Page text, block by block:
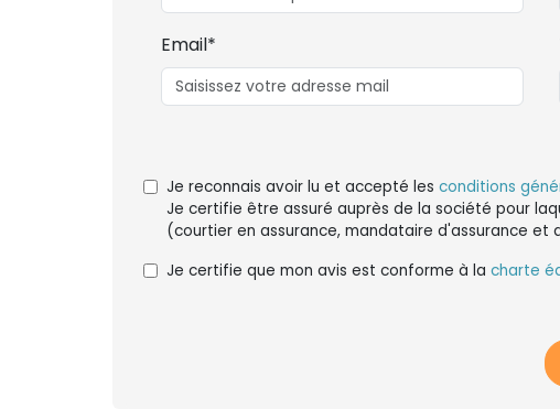
Email*
Je reconnais avoir lu et accepté les conditions
Je certifie être assuré auprès de la société pour
(courtier en assurance, mandataire d'assurance et
Je certifie que mon avis est conforme à la charte